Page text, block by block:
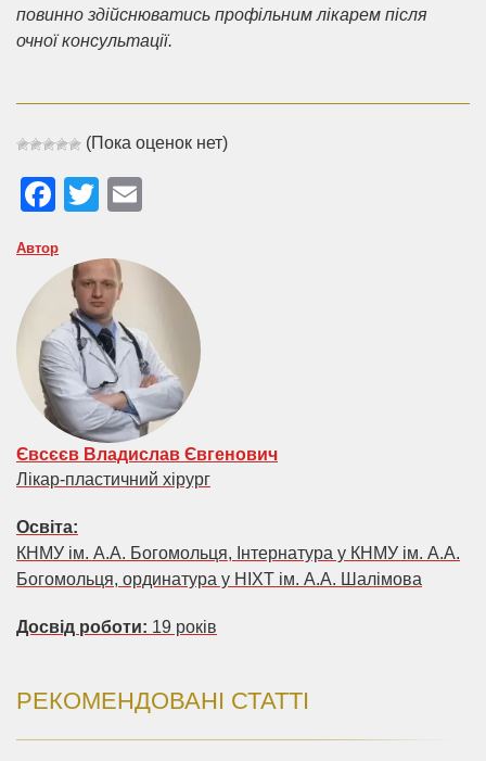
повинно здійснюватись профільним лікарем після
очної консультації.
(Пока оценок нет)
Facebook
Twitter
Автор
Євсєєв Владислав Євгенович
Лікар-пластичний хірург
Освіта:
КНМУ ім. А.А. Богомольця, Інтернатура у КНМУ ім. А.А.
Богомольця, ординатура у НІХТ ім. А.А. Шалімова
Досвід роботи: 19 років
РЕКОМЕНДОВАНІ СТАТТІ